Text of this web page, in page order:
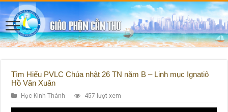
Tìm Hiểu PVLC Chúa nhật 26 TN năm B – Linh mục Ignatiô
Hồ Văn Xuân
Học Kinh Thánh 457 lượt xem